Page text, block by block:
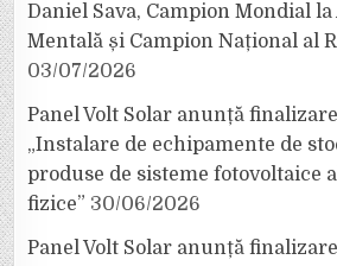
Daniel Sava, Campion Mondial
Mentală și Campion Național al
03/07/2026
Panel Volt Solar anunță
„Instalare de echipamente de
produse de sisteme fotovoltaice
fizice” 30/06/2026
Panel Volt Solar anunță